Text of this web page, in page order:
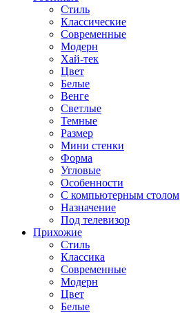
Стиль
Классические
Современные
Модерн
Хай-тек
Цвет
Белые
Венге
Светлые
Темные
Размер
Мини стенки
Форма
Угловые
Особенности
С компьютерным столом
Назначение
Под телевизор
Прихожие
Стиль
Классика
Современные
Модерн
Цвет
Белые